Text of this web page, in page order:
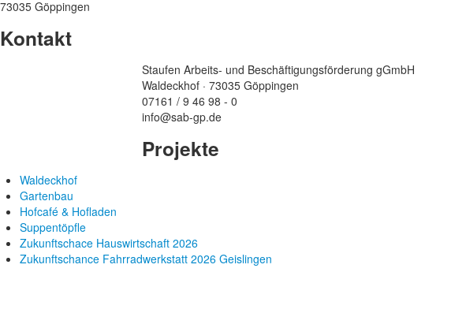
73035 Göppingen
Kontakt
Staufen Arbeits- und Beschäftigungsförderung gGmbH
Waldeckhof · 73035 Göppingen
07161 / 9 46 98 - 0
info@sab-gp.de
Projekte
Waldeckhof
Gartenbau
Hofcafé & Hofladen
Suppentöpfle
Zukunftschace Hauswirtschaft 2026
Zukunftschance Fahrradwerkstatt 2026 Geislingen